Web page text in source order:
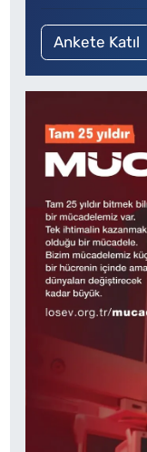
Ankete Katıl